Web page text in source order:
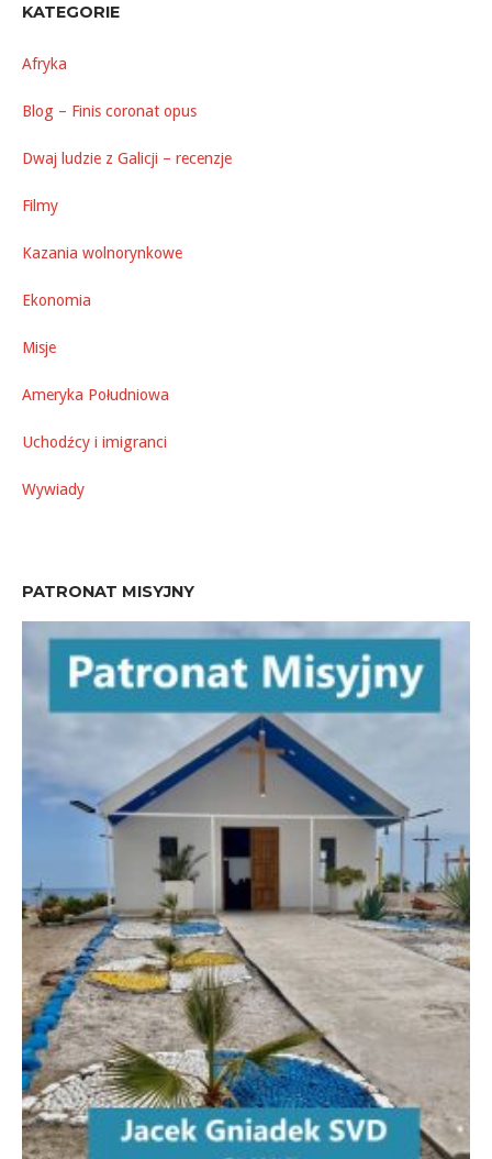
KATEGORIE
Afryka
Blog – Finis coronat opus
Dwaj ludzie z Galicji – recenzje
Filmy
Kazania wolnorynkowe
Ekonomia
Misje
Ameryka Południowa
Uchodźcy i imigranci
Wywiady
PATRONAT MISYJNY